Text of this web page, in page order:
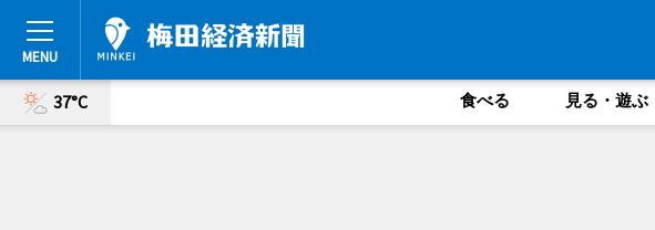
37°C 食べる 見る・遊ぶ